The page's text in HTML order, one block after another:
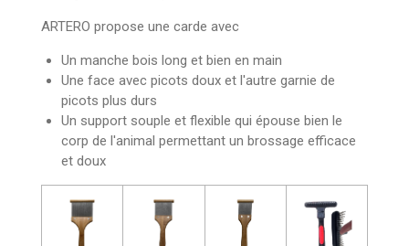
ARTERO propose une carde avec
Un manche bois long et bien en main
Une face avec picots doux et l'autre garnie de
picots plus durs
Un support souple et flexible qui épouse bien le
corp de l'animal permettant un brossage efficace
et doux